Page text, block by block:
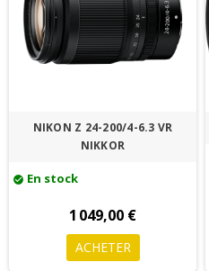
NIKON Z 24-200/4-6.3 VR
NIKKOR
check_circle En stock
1 049,00 €
ACHETER